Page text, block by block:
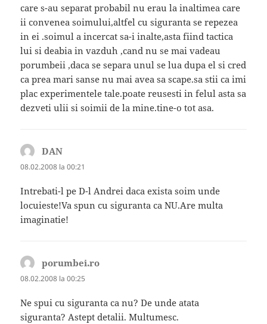
care s-au separat probabil nu erau la inaltimea care
ii convenea soimului,altfel cu siguranta se repezea
in ei .soimul a incercat sa-i inalte,asta fiind tactica
lui si deabia in vazduh ,cand nu se mai vadeau
porumbeii ,daca se separa unul se lua dupa el si cred
ca prea mari sanse nu mai avea sa scape.sa stii ca imi
plac experimentele tale.poate reusesti in felul asta sa
dezveti ulii si soimii de la mine.tine-o tot asa.
DAN
08.02.2008 la 00:21
Intrebati-l pe D-l Andrei daca exista soim unde
locuieste!Va spun cu siguranta ca NU.Are multa
imaginatie!
porumbei.ro
08.02.2008 la 00:25
Ne spui cu siguranta ca nu? De unde atata
siguranta? Astept detalii. Multumesc.